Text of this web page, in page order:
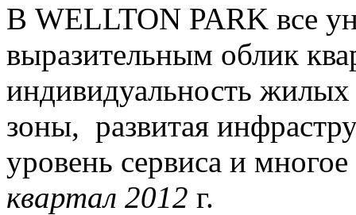
В WELLTON PARK все
выразительным облик
индивидуальность
зоны, развитая
уровень сервиса и
квартал 2012 г.